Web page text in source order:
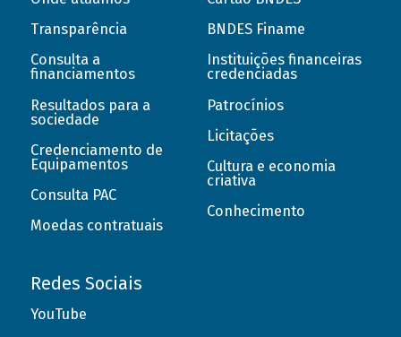
Transparência
Consulta a
financiamentos
Resultados para a
sociedade
Credenciamento de
Equipamentos
Consulta PAC
Moedas contratuais
BNDES Finame
Instituições financeiras
credenciadas
Patrocínios
Licitações
Cultura e economia
criativa
Conhecimento
Redes Sociais
YouTube